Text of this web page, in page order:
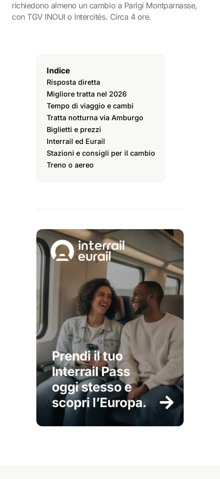
richiedono almeno un cambio a Parigi Montparnasse,
con TGV INOUI o Intercités. Circa 4 ore.
Indice
Risposta diretta
Migliore tratta nel 2026
Tempo di viaggio e cambi
Tratta notturna via Amburgo
Biglietti e prezzi
Interrail ed Eurail
Stazioni e consigli per il cambio
Treno o aereo